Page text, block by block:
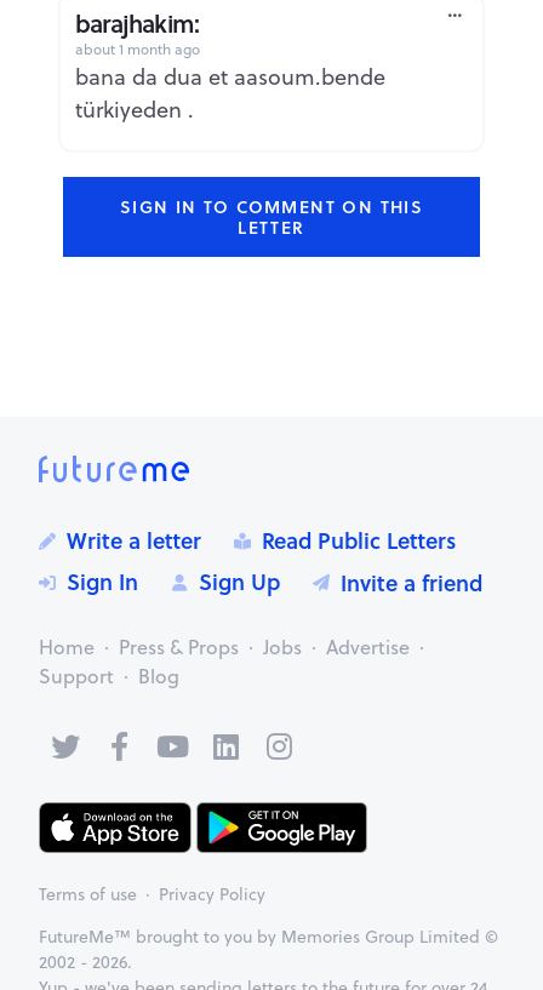
barajhakim:
about 1 month ago
bana da dua et aasoum.bende
türkiyeden .
SIGN IN TO COMMENT ON THIS
LETTER
Write a letter
Read Public Letters
Sign In
Sign Up Invite a friend
Home Press & Props Jobs
Advertise
Support
Blog
Terms of use
Privacy Policy
FutureMe™ brought to you by Memories Group Limited ©
2002 - 2026.